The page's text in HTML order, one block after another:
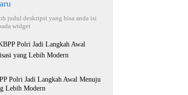
judul deskripsi yang bisa anda isi
widget
Polri Jadi Langkah Awal Menuju
Lebih Modern